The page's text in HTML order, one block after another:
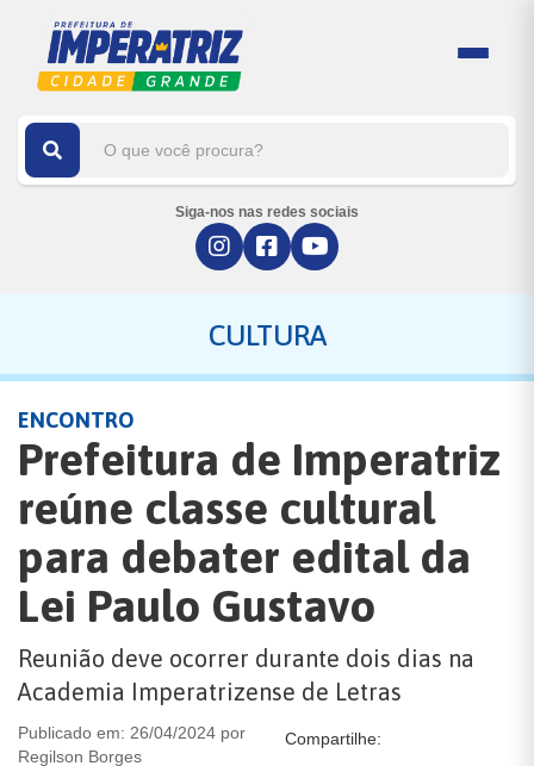
Siga-nos nas redes sociais
CULTURA
ENCONTRO
Prefeitura de Imperatriz
reúne classe cultural
para debater edital da
Lei Paulo Gustavo
Reunião deve ocorrer durante dois dias na
Academia Imperatrizense de Letras
Publicado em: 26/04/2024 por
Regilson Borges
Compartilhe: